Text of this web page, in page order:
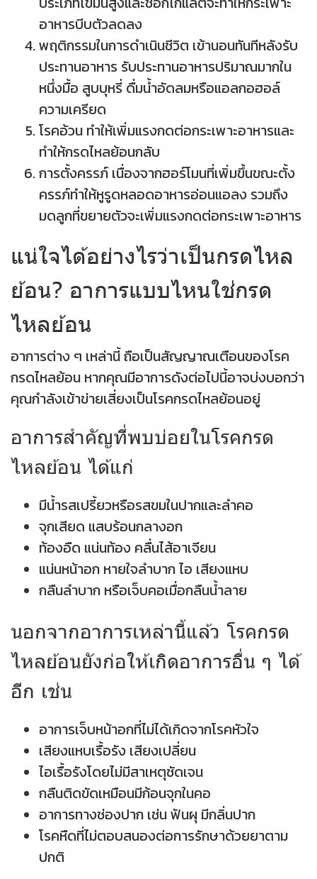
อาหารบีบตัวลดลง
พฤติกรรมในการดำเนินชีวิต เข้านอนทันทีหลังรับ
ประทานอาหาร รับประทานอาหารปริมาณมากใน
หนึ่งมื้อ สูบบุหรี่ ดื่มน้ำอัดลมหรือแอลกอฮอล์
ความเครียด
โรคอ้วน ทำให้เพิ่มแรงกดต่อกระเพาะอาหารและ
ทำให้กรดไหลย้อนกลับ
การตั้งครรภ์ เนื่องจากฮอร์โมนที่เพิ่มขึ้นขณะตั้ง
ครรภ์ทำให้หูรูดหลอดอาหารอ่อนแอลง รวมถึง
มดลูกที่ขยายตัวจะเพิ่มแรงกดต่อกระเพาะอาหาร
แน่ใจได้อย่างไรว่าเป็นกรดไหล
ย้อน? อาการแบบไหนใช่กรด
ไหลย้อน
อาการต่าง ๆ เหล่านี้ ถือเป็นสัญญาณเตือนของโรค
กรดไหลย้อน หากคุณมีอาการดังต่อไปนี้อาจบ่งบอกว่า
คุณกำลังเข้าข่ายเสี่ยงเป็นโรคกรดไหลย้อนอยู่
อาการสำคัญที่พบบ่อยในโรคกรด
ไหลย้อน ได้แก่
มีน้ำรสเปรี้ยวหรือรสขมในปากและลำคอ
จุกเสียด แสบร้อนกลางอก
ท้องอืด แน่นท้อง คลื่นไส้อาเจียน
แน่นหน้าอก หายใจลำบาก ไอ เสียงแหบ
กลืนลำบาก หรือเจ็บคอเมื่อกลืนน้ำลาย
นอกจากอาการเหล่านี้แล้ว โรคกรด
ไหลย้อนยังก่อให้เกิดอาการอื่น ๆ ได้
อีก เช่น
อาการเจ็บหน้าอกที่ไม่ได้เกิดจากโรคหัวใจ
เสียงแหบเรื้อรัง เสียงเปลี่ยน
ไอเรื้อรังโดยไม่มีสาเหตุชัดเจน
กลืนติดขัดเหมือนมีก้อนจุกในคอ
อาการทางช่องปาก เช่น ฟันผุ มีกลิ่นปาก
โรคหืดที่ไม่ตอบสนองต่อการรักษาด้วยยาตาม
ปกติ